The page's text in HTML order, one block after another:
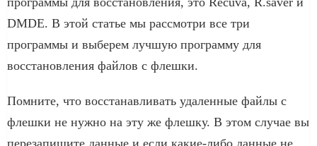
DMDE. В этой статье мы рассмотри все три
программы и выберем лучшую программу для
восстановления файлов с флешки.
Помните, что восстанавливать удаленные файлы с
флешки не нужно на эту же флешку. В этом случае вы
перезапишите данные и если какие-либо данные не